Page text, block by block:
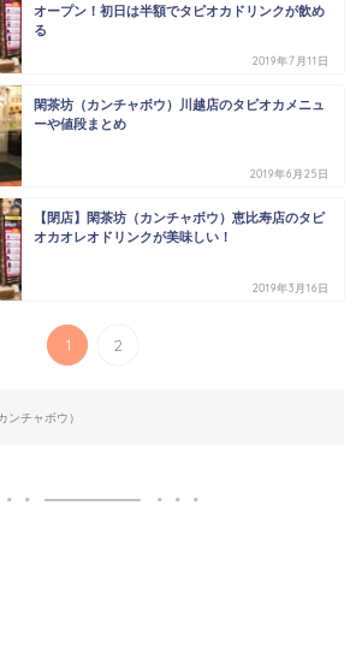
オープン！初日は半額でタピオカドリンクが飲め
る
2019年7月11日
閑茶坊（カンチャボウ）川越店のタピオカメニュ
ーや値段まとめ
2019年6月25日
【閉店】閑茶坊（カンチャボウ）恵比寿店のタピ
オカオレオドリンクが美味しい！
2019年3月16日
1 2
ンチャボウ）